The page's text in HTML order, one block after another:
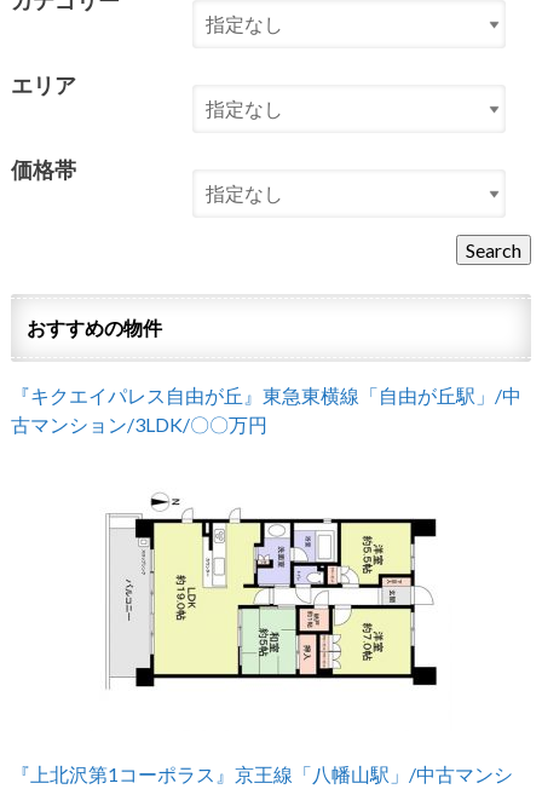
エリア
価格帯
おすすめの物件
『キクエイパレス自由が丘』東急東横線「自由が丘駅」/中
古マンション/3LDK/〇〇万円
『上北沢第1コーポラス』京王線「八幡山駅」/中古マンシ